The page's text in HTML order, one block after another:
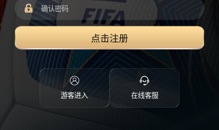
点击注册
游客进入 在线客服